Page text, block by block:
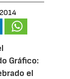
Gráfico:
el